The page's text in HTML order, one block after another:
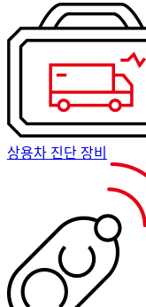
상용차 진단 장비